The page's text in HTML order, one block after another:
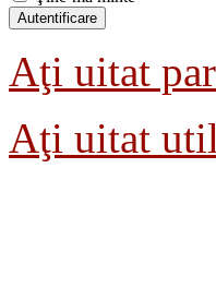
Aţi uitat
Aţi uitat